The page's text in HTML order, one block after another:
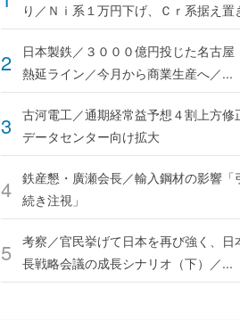
り／Ｎｉ系１万円下げ、Ｃｒ系据え置
日本製鉄／３０００億円投じた名古屋
熱延ライン／今月から商業生産へ／...
古河電工／通期経常益予想４割上方修
データセンター向け拡大
鉄産懇・廣瀬会長／輸入鋼材の影響「
続き注視」
考察／官民挙げて日本を再び強く、日
長戦略会議の成長シナリオ（下）／...